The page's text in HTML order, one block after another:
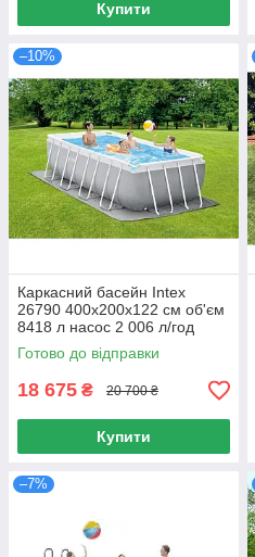
Купити
–10%
Каркасний басейн Intex
26790 400х200х122 см об'єм
8418 л насос 2 006 л/год
сходи
Готово до відправки
18 675 ₴ 20 700 ₴
Купити
–7%